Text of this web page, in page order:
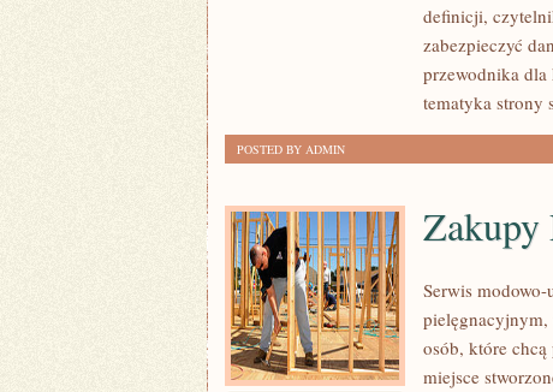
definicji,
zabezpieczyć
przewodnika dla
tematyka strony
POSTED BY ADMIN
Zakupy
Serwis
osób, które
miejsce